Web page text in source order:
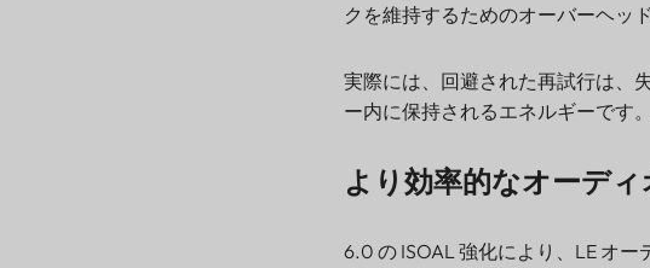
クを維持するためのオーバーヘッ
実際には、回避された再試行は、
ー内に保持されるエネルギーです
より効率的なオーデ
6.0 の ISOAL 強化により、LE オ